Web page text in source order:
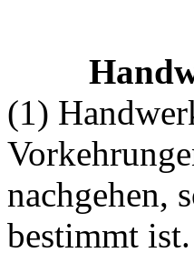
(1)
nachgehen,
bestimmt ist.